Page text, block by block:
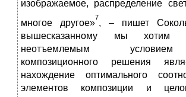
изображаемое, распределение
многое другое»
7
, – пишет
вышесказанному мы хотим
неотъемлемым
композиционного решения
нахождение оптимального
элементов композиции и